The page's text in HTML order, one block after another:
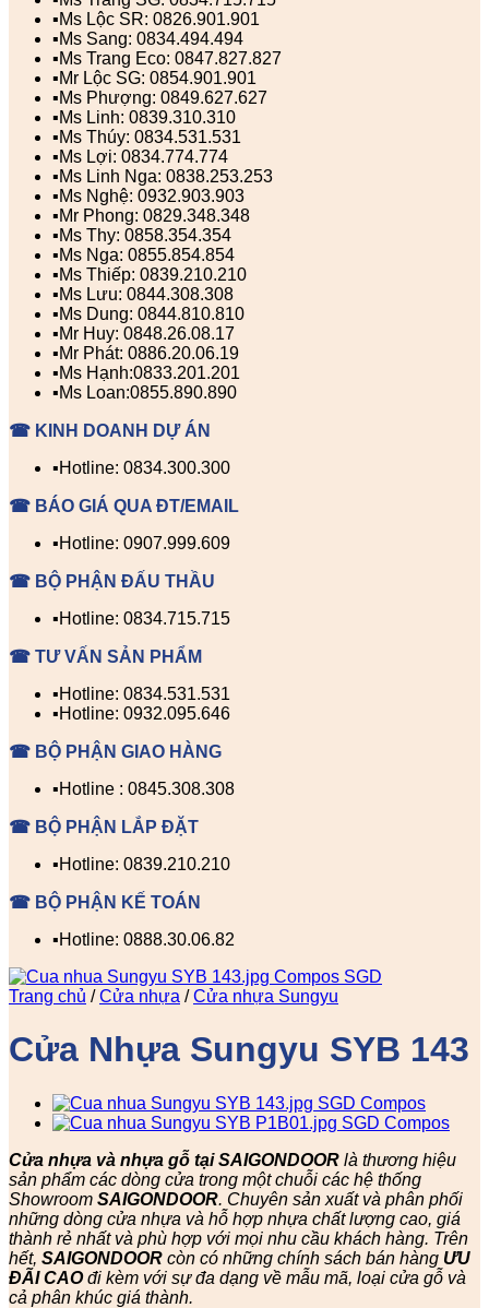
▪️Ms Lộc SR: 0826.901.901
▪️Ms Sang: 0834.494.494
▪️Ms Trang Eco: 0847.827.827
▪️Mr Lộc SG: 0854.901.901
▪️Ms Phượng: 0849.627.627
▪️Ms Linh: 0839.310.310
▪️Ms Thúy: 0834.531.531
▪️Ms Lợi: 0834.774.774
▪️Ms Linh Nga: 0838.253.253
▪️Ms Nghệ: 0932.903.903
▪️Mr Phong: 0829.348.348
▪️Ms Thy: 0858.354.354
▪️Ms Nga: 0855.854.854
▪️Ms Thiếp: 0839.210.210
▪️Ms Lưu: 0844.308.308
▪️Ms Dung: 0844.810.810
▪️Mr Huy: 0848.26.08.17
▪️Mr Phát: 0886.20.06.19
▪️Ms Hạnh:0833.201.201
▪️Ms Loan:0855.890.890
☎ KINH DOANH DỰ ÁN
▪️Hotline: 0834.300.300
☎ BÁO GIÁ QUA ĐT/EMAIL
▪️Hotline: 0907.999.609
☎ BỘ PHẬN ĐẤU THẦU
▪️Hotline: 0834.715.715
☎ TƯ VẤN SẢN PHẨM
▪️Hotline: 0834.531.531
▪️Hotline: 0932.095.646
☎ BỘ PHẬN GIAO HÀNG
▪️Hotline : 0845.308.308
☎ BỘ PHẬN LẮP ĐẶT
▪️Hotline: 0839.210.210
☎ BỘ PHẬN KẾ TOÁN
▪️Hotline: 0888.30.06.82
Trang chủ / Cửa nhựa / Cửa nhựa Sungyu
Cửa Nhựa Sungyu SYB 143
Cửa nhựa và nhựa gỗ tại SAIGONDOOR là thương hiệu
sản phẩm các dòng cửa trong một chuỗi các hệ thống
Showroom SAIGONDOOR. Chuyên sản xuất và phân phối
những dòng cửa nhựa và hỗ hợp nhựa chất lượng cao, giá
thành rẻ nhất và phù hợp với mọi nhu cầu khách hàng. Trên
hết, SAIGONDOOR còn có những chính sách bán hàng ƯU
ĐÃI CAOđi kèm với sự đa dạng về mẫu mã, loại cửa gỗ và
cả phân khúc giá thành.